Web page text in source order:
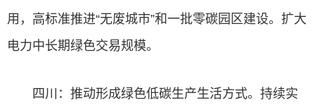
用，高标准推进“无废城市”和一批零碳园区建设。扩大
电力中长期绿色交易规模。
四川：推动形成绿色低碳生产生活方式。持续实